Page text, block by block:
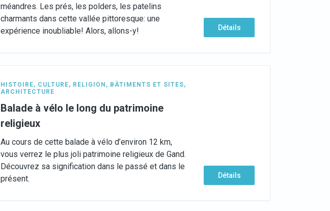
méandres. Les prés, les polders, les patelins
charmants dans cette vallée pittoresque: une
expérience inoubliable! Alors, allons-y!
Détails
HISTOIRE, CULTURE, RELIGION , BÂTIMENTS ET SITES,
ARCHITECTURE
Balade à vélo le long du patrimoine
religieux
Au cours de cette balade à vélo d’environ 12 km,
vous verrez le plus joli patrimoine religieux de Gand.
Découvrez sa signification dans le passé et dans le
présent.
Détails